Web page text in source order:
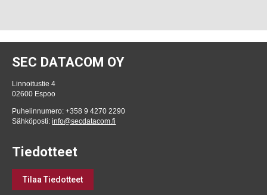
SEC DATACOM OY
Linnoitustie 4
02600 Espoo
Puhelinnumero: +358 9 4270 2290
Sähköposti:info@secdatacom.fi
Tiedotteet
Tilaa Tiedotteet